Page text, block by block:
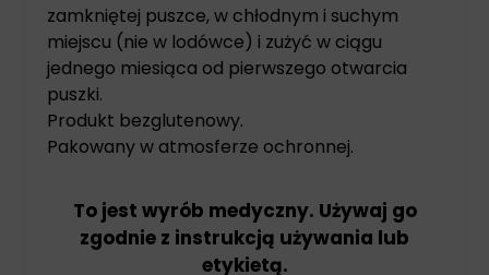
zamkniętej puszce, w chłodnym i suchym
miejscu (nie w lodówce) i zużyć w ciągu
jednego miesiąca od pierwszego otwarcia
puszki.
Produkt bezglutenowy.
Pakowany w atmosferze ochronnej.
To jest wyrób medyczny. Używaj go
zgodnie z instrukcją używania lub
etykietą.